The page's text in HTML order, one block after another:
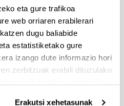
eta gure trafikoa
web orriaren erabilerari
dugu baliabide
estatistiketako gure
izango dute informazio hori
zerbitzuak erabili dituzulako
Erakutsi xehetasunak
eskabideen behin-
zuzenketa - 2026/03/23-
bat zuzendu behar duten
Alegazioak aurkezteko
(biak barne)
arloetako kultura
(FECYT) 2026
07/01 - 2026/09/16 13:00
epea: bakarkako